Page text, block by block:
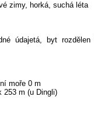
zimy, horká, suchá léta
údajetá, byt rozdělen
moře 0 m
253 m (u Dingli)